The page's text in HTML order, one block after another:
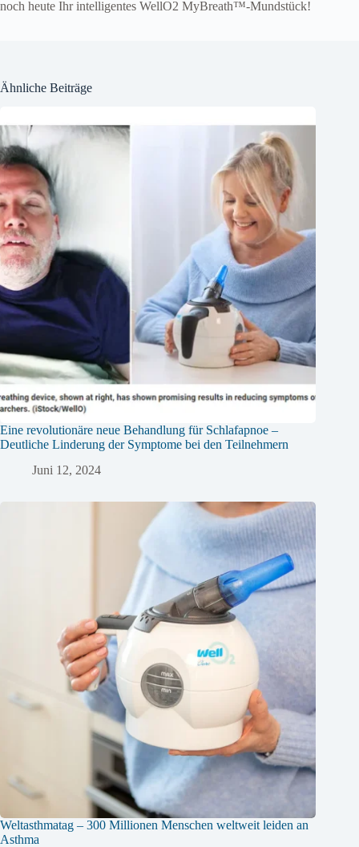
noch heute Ihr intelligentes WellO2 MyBreath™-Mundstück!
Ähnliche Beiträge
Eine revolutionäre neue Behandlung für Schlafapnoe –
Deutliche Linderung der Symptome bei den Teilnehmern
Juni 12, 2024
Weltasthmatag – 300 Millionen Menschen weltweit leiden an
Asthma